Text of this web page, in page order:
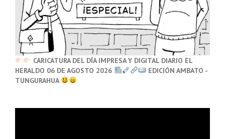
CARICATURA DEL DÍA IMPRESA Y DIGITAL DIARIO EL
HERALDO 06 DE AGOSTO 2026
EDICIÓN AMBATO -
TUNGURAHUA